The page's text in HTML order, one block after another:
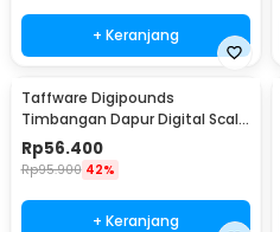
+ Keranjang
Taffware Digipounds
Timbangan Dapur Digital Scale
Battery 1g 10kg - Z3S
Rp56.400
Rp95.900 42%
+ Keranjang